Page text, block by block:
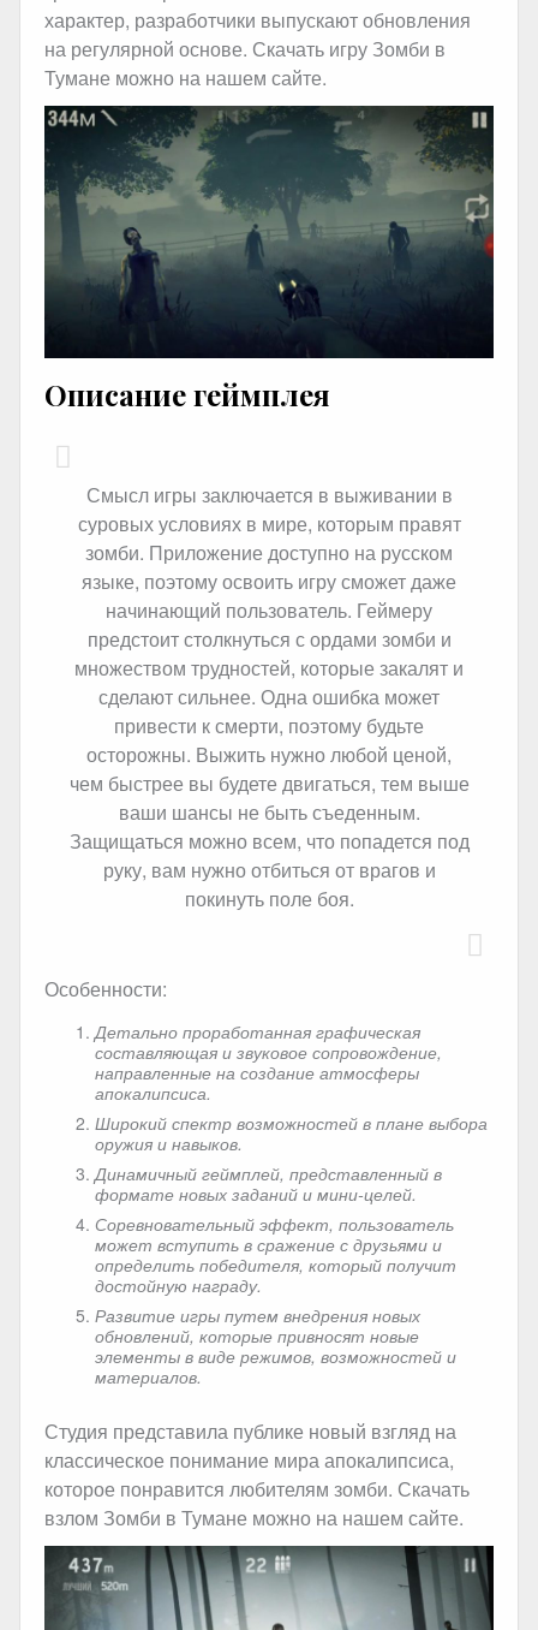
характер, разработчики выпускают обновления
на регулярной основе. Скачать игру Зомби в
Тумане можно на нашем сайте.
Описание геймплея
Смысл игры заключается в выживании в
суровых условиях в мире, которым правят
зомби. Приложение доступно на русском
языке, поэтому освоить игру сможет даже
начинающий пользователь. Геймеру
предстоит столкнуться с ордами зомби и
множеством трудностей, которые закалят и
сделают сильнее. Одна ошибка может
привести к смерти, поэтому будьте
осторожны. Выжить нужно любой ценой,
чем быстрее вы будете двигаться, тем выше
ваши шансы не быть съеденным.
Защищаться можно всем, что попадется под
руку, вам нужно отбиться от врагов и
покинуть поле боя.
Особенности:
Детально проработанная графическая
составляющая и звуковое сопровождение,
направленные на создание атмосферы
апокалипсиса.
Широкий спектр возможностей в плане выбора
оружия и навыков.
Динамичный геймплей, представленный в
формате новых заданий и мини-целей.
Соревновательный эффект, пользователь
может вступить в сражение с друзьями и
определить победителя, который получит
достойную награду.
Развитие игры путем внедрения новых
обновлений, которые привносят новые
элементы в виде режимов, возможностей и
материалов.
Студия представила публике новый взгляд на
классическое понимание мира апокалипсиса,
которое понравится любителям зомби. Скачать
взлом Зомби в Тумане можно на нашем сайте.